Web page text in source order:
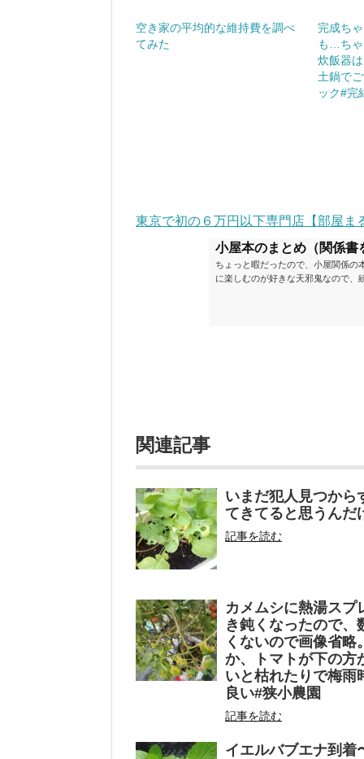
空き家の平均的な維持費を調べ
てみた
完成ち
も…ちゃ
炊飯器
土鍋で
ック#完
東京で初の６万円以下専門店【部屋ま
小屋本のまとめ（関係書
ちょっと暇だったので、小屋関係の
に楽しむのが好きな天邪鬼なので、
関連記事
いまだ犯人見つか
てきてると思うんだ
記事を読む
カメムシに熱湯スプ
き鈍くなったので、
くないので画像省
か、トマトが下の
いと枯れたりで梅雨
良い#狭小農園
記事を読む
イエルバブエナ到着